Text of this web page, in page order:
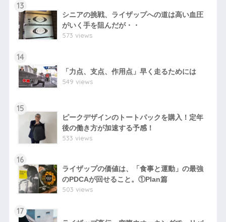
13
シニアの挑戦、ライザップへの道は高い血圧
がいく手を阻んだが・・
573 views
14
「力点、支点、作用点」早く走るためには
549 views
15
ピークデザインのトートパックを購入！定年
後の働き方が加速する予感！
533 views
16
ライザップの価値は、「食事と運動」の最強
のPDCAが回せること。①Plan篇
503 views
17